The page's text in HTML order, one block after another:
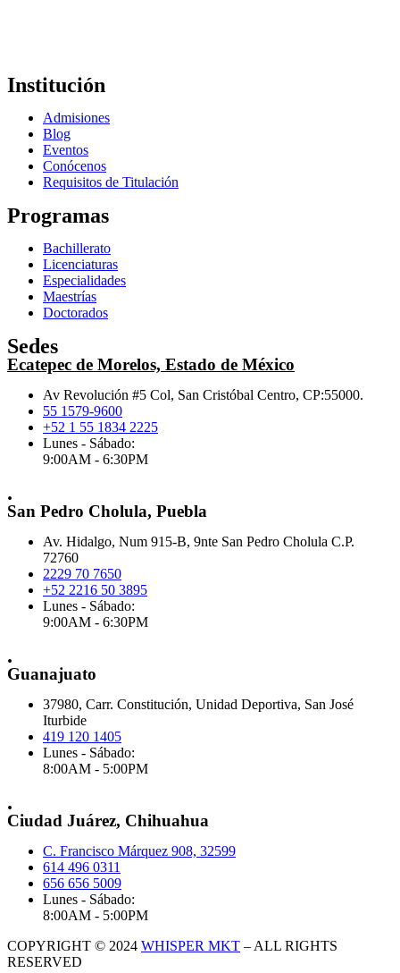
Institución
Admisiones
Blog
Eventos
Conócenos
Requisitos de Titulación
Programas
Bachillerato
Licenciaturas
Especialidades
Maestrías
Doctorados
Sedes
Ecatepec de Morelos, Estado de México
Av Revolución #5 Col, San Cristóbal Centro, CP:55000.
55 1579-9600
+52 1 55 1834 2225
Lunes - Sábado:
9:00AM - 6:30PM
.
San Pedro Cholula, Puebla
Av. Hidalgo, Num 915-B, 9nte San Pedro Cholula C.P.
72760
2229 70 7650
+52 2216 50 3895
Lunes - Sábado:
9:00AM - 6:30PM
.
Guanajuato
37980, Carr. Constitución, Unidad Deportiva, San José
Iturbide
419 120 1405
Lunes - Sábado:
8:00AM - 5:00PM
.
Ciudad Juárez, Chihuahua
C. Francisco Márquez 908, 32599
614 496 0311
656 656 5009
Lunes - Sábado:
8:00AM - 5:00PM
COPYRIGHT © 2024 WHISPER MKT – ALL RIGHTS
RESERVED